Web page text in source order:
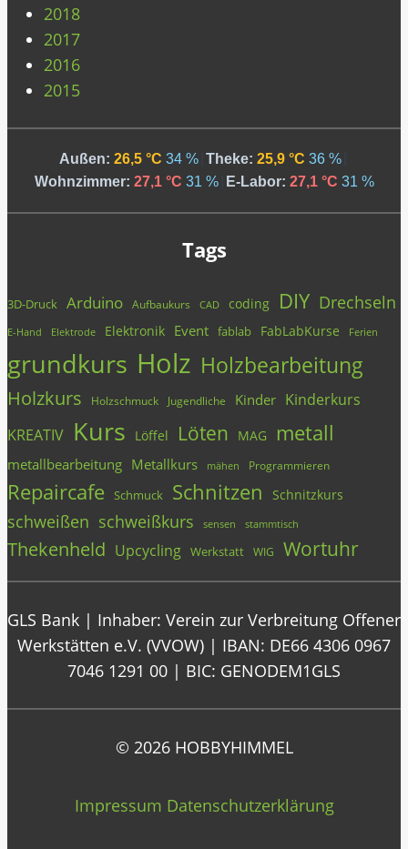
2018
2017
2016
2015
Außen: 26,5 °C 34 % Theke: 25,9 °C 36 %
Wohnzimmer: 27,1 °C 31 % E-Labor: 27,1 °C 31 %
Tags
3D-Druck Arduino Aufbaukurs CAD coding DIY Drechseln
E-Hand Elektrode Elektronik Event fablab FabLabKurse Ferien
grundkurs Holz Holzbearbeitung
Holzkurs Holzschmuck Jugendliche Kinder Kinderkurs
KREATIV Kurs Löffel Löten MAG metall
metallbearbeitung Metallkurs mähen Programmieren
Repaircafe Schmuck Schnitzen Schnitzkurs
schweißen schweißkurs sensen stammtisch
Thekenheld Upcycling Werkstatt WIG Wortuhr
GLS Bank | Inhaber: Verein zur Verbreitung Offener
Werkstätten e.V. (VVOW) | IBAN: DE66 4306 0967
7046 1291 00 | BIC: GENODEM1GLS
© 2026 HOBBYHIMMEL
Impressum Datenschutzerklärung